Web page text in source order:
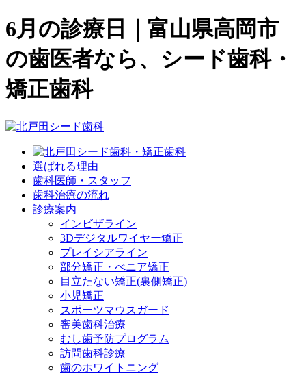
6月の診療日｜富山県高岡市
の歯医者なら、シード歯科・
矯正歯科
選ばれる理由
歯科医師・スタッフ
歯科治療の流れ
診療案内
インビザライン
3Dデジタルワイヤー矯正
プレイシアライン
部分矯正・べニア矯正
目立たない矯正(裏側矯正)
小児矯正
スポーツマウスガード
審美歯科治療
むし歯予防プログラム
訪問歯科診療
歯のホワイトニング